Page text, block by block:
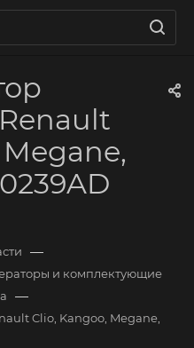
—
и комплектующие
—
Clio, Kangoo, Megane,